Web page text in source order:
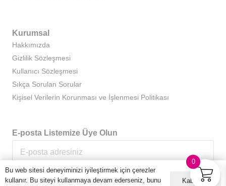
Kurumsal
Hakkımızda
Gizlilik Sözleşmesi
Kullanıcı Sözleşmesi
Sıkça Sorulan Sorular
Kişisel Verilerin Korunması ve İşlenmesi Politikası
E-posta Listemize Üye Olun
0
Bu web sitesi deneyiminizi iyileştirmek için çerezler
kullanır. Bu siteyi kullanmaya devam ederseniz, bunu
Kabul ET